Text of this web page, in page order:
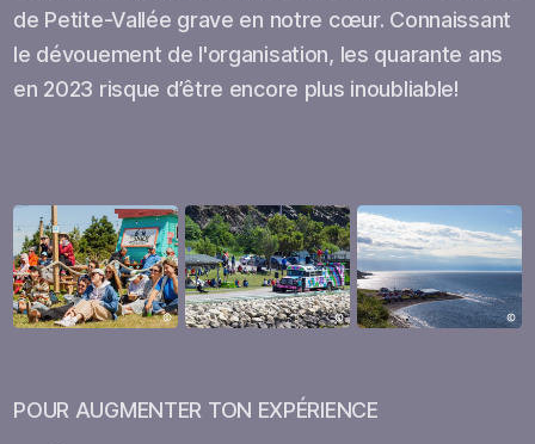
de Petite-Vallée grave en notre cœur. Connaissant
le dévouement de l'organisation, les quarante ans
en 2023 risque d’être encore plus inoubliable!
Ouvrir
Ouvrir
Ouvrir
POUR AUGMENTER TON EXPÉRIENCE